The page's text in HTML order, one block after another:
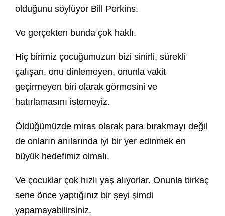
olduğunu söylüyor Bill Perkins.
Ve gerçekten bunda çok haklı.
Hiç birimiz çocuğumuzun bizi sinirli, sürekli
çalışan, onu dinlemeyen, onunla vakit
geçirmeyen biri olarak görmesini ve
hatırlamasını istemeyiz.
Öldüğümüzde miras olarak para bırakmayı değil
de onların anılarında iyi bir yer edinmek en
büyük hedefimiz olmalı.
Ve çocuklar çok hızlı yaş alıyorlar. Onunla birkaç
sene önce yaptığınız bir şeyi şimdi
yapamayabilirsiniz.